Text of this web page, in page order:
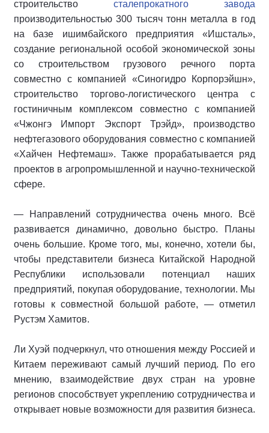
строительство сталепрокатного завода
производительностью 300 тысяч тонн металла в год
на базе ишимбайского предприятия «Ишсталь»,
создание региональной особой экономической зоны
со строительством грузового речного порта
совместно с компанией «Синогидро Корпорэйшн»,
строительство торгово-логистического центра с
гостиничным комплексом совместно с компанией
«Чжонгэ Импорт Экспорт Трэйд», производство
нефтегазового оборудования совместно с компанией
«Хайчен Нефтемаш». Также прорабатывается ряд
проектов в агропромышленной и научно-технической
сфере.
— Направлений сотрудничества очень много. Всё
развивается динамично, довольно быстро. Планы
очень большие. Кроме того, мы, конечно, хотели бы,
чтобы представители бизнеса Китайской Народной
Республики использовали потенциал наших
предприятий, покупая оборудование, технологии. Мы
готовы к совместной большой работе, — отметил
Рустэм Хамитов.
Ли Хуэй подчеркнул, что отношения между Россией и
Китаем переживают самый лучший период. По его
мнению, взаимодействие двух стран на уровне
регионов способствует укреплению сотрудничества и
открывает новые возможности для развития бизнеса.